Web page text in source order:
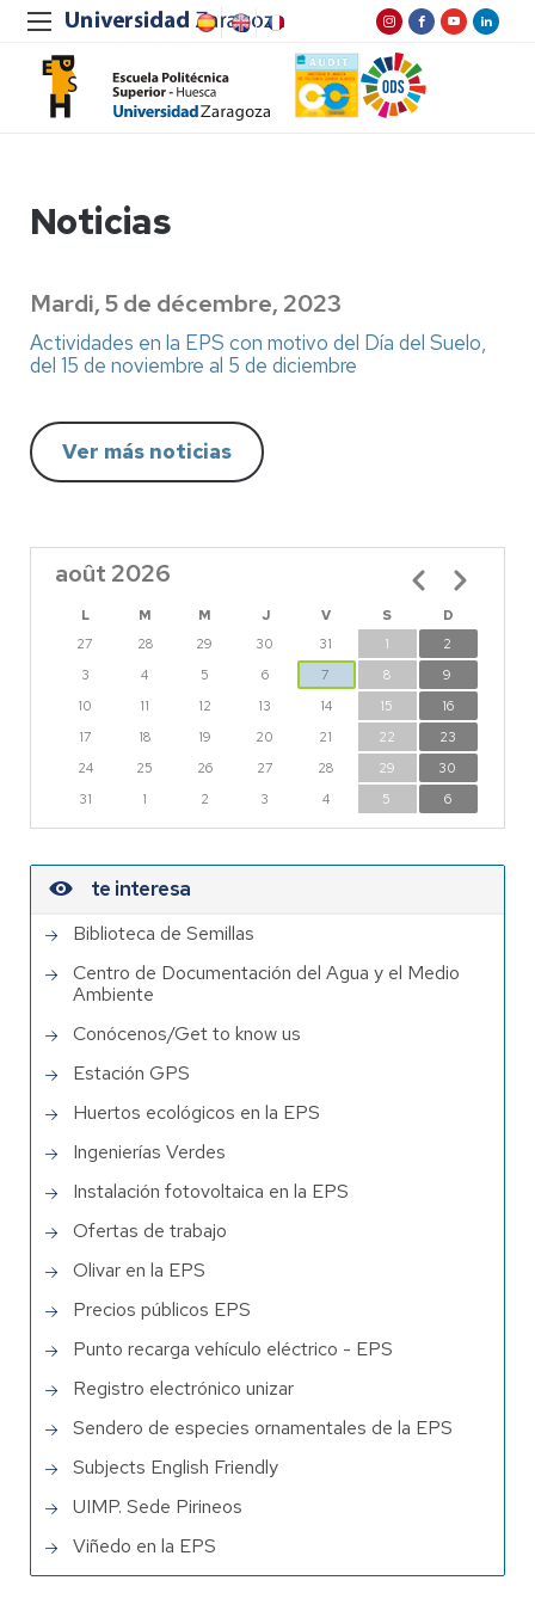
Noticias
Mardi, 5 de décembre, 2023
Actividades en la EPS con motivo del Día del Suelo,
del 15 de noviembre al 5 de diciembre
Ver más noticias
août 2026
L M M J V S
D
27
28 29 30 31 1
2
3
4 5 6 7 8
9
10
11 12 13 14 15
16
17
18 19 20 21 22
23
24
25 26 27 28 29
30
31
1 2 3 4 5 6
Pagination
te interesa
Biblioteca de Semillas
Centro de Documentación del Agua y el Medio
Ambiente
Conócenos/Get to know us
Estación GPS
Huertos ecológicos en la EPS
Ingenierías Verdes
Instalación fotovoltaica en la EPS
Ofertas de trabajo
Olivar en la EPS
Precios públicos EPS
Punto recarga vehículo eléctrico - EPS
Registro electrónico unizar
Sendero de especies ornamentales de la EPS
Subjects English Friendly
UIMP. Sede Pirineos
Viñedo en la EPS